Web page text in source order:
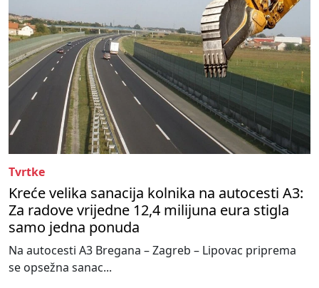
Tvrtke
Kreće velika sanacija kolnika na autocesti A3:
Za radove vrijedne 12,4 milijuna eura stigla
samo jedna ponuda
Na autocesti A3 Bregana – Zagreb – Lipovac priprema
se opsežna sanac...